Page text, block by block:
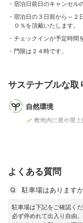
宿泊日前日のキャンセル
宿泊日の３日前から～２
０％を頂戴いたします。
チェックインが予定時間
門限は２４時です。
サステナブルな取
自然環境
敷地内に庭や屋
よくある質問
駐車場はあります
駐車場は下記をご確認くだ
必ず停めれて出入り自由